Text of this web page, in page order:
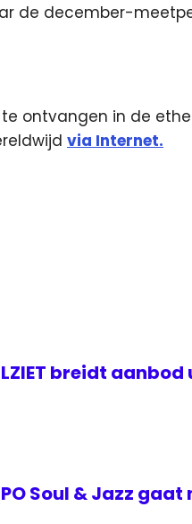
de december-
ontvangen in de
via Internet.
breidt
Soul & Jazz